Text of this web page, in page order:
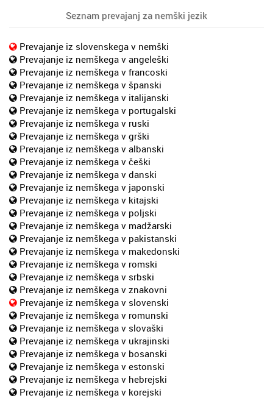
Seznam prevajanj za nemški jezik
Prevajanje iz slovenskega v nemški
Prevajanje iz nemškega v angeleški
Prevajanje iz nemškega v francoski
Prevajanje iz nemškega v španski
Prevajanje iz nemškega v italijanski
Prevajanje iz nemškega v portugalski
Prevajanje iz nemškega v ruski
Prevajanje iz nemškega v grški
Prevajanje iz nemškega v albanski
Prevajanje iz nemškega v češki
Prevajanje iz nemškega v danski
Prevajanje iz nemškega v japonski
Prevajanje iz nemškega v kitajski
Prevajanje iz nemškega v poljski
Prevajanje iz nemškega v madžarski
Prevajanje iz nemškega v pakistanski
Prevajanje iz nemškega v makedonski
Prevajanje iz nemškega v romski
Prevajanje iz nemškega v srbski
Prevajanje iz nemškega v znakovni
Prevajanje iz nemškega v slovenski
Prevajanje iz nemškega v romunski
Prevajanje iz nemškega v slovaški
Prevajanje iz nemškega v ukrajinski
Prevajanje iz nemškega v bosanski
Prevajanje iz nemškega v estonski
Prevajanje iz nemškega v hebrejski
Prevajanje iz nemškega v korejski